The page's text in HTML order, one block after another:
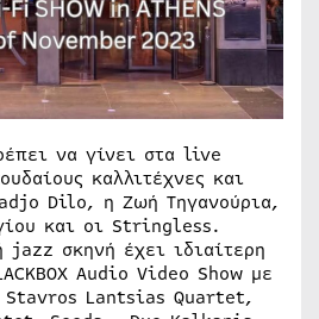
να γίνει στα live
καλλιτέχνες και
Dilo, η Ζωή Τηγανούρια,
και οι Stringless.
jazz σκηνή έχει ιδιαίτερη
Audio Video Show με
Stavros Lantsias Quartet,